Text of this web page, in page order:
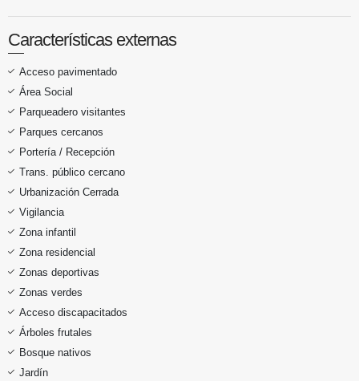
Características externas
Acceso pavimentado
Área Social
Parqueadero visitantes
Parques cercanos
Portería / Recepción
Trans. público cercano
Urbanización Cerrada
Vigilancia
Zona infantil
Zona residencial
Zonas deportivas
Zonas verdes
Acceso discapacitados
Árboles frutales
Bosque nativos
Jardín